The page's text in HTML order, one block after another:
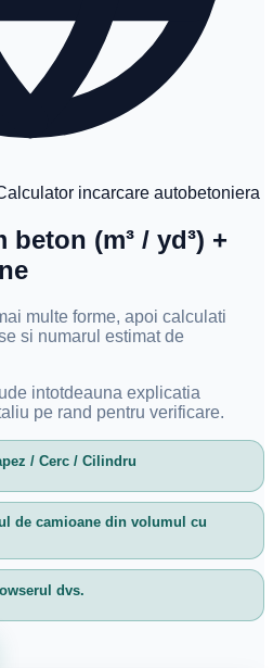
incarcare autobetoniera
(m³ / yd³) +
multe forme, apoi calculati
si numarul estimat de
intotdeauna explicatia
pe rand pentru verificare.
/ Cerc / Cilindru
de camioane din volumul cu
dvs.